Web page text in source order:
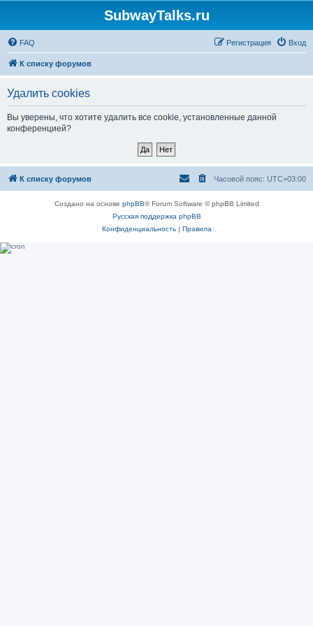
SubwayTalks.ru
FAQ Вход
Регистрация
К списку форумов
Удалить cookies
Вы уверены, что хотите удалить все cookie, установленные данной
конференцией?
К списку форумов Часовой пояс: UTC+03:00
Создано на основе phpBB® Forum Software © phpBB Limited
Русская поддержка phpBB
Конфиденциальность| Правила